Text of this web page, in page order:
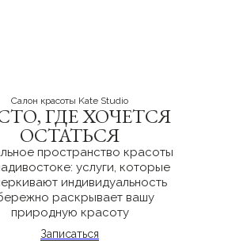
Салон красоты Kate Studio
ГДЕ ХОЧЕТСЯ
ОСТАТЬСЯ
пространство красоты
услуги, которые
индивидуальность
раскрывает вашу
природную красоту
Записаться